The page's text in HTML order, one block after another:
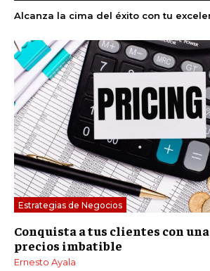
Alcanza la cima del éxito con tu
Estrategias de Negocios
Conquista a tus clientes con
precios imbatible
Ernesto Ayala